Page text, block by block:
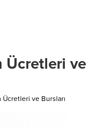
Ücretleri ve
ve Bursları